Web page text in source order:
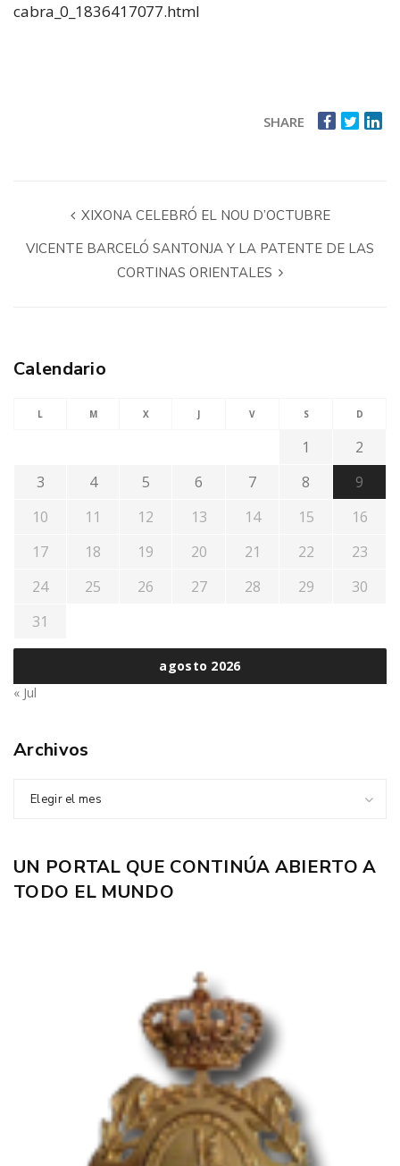
cabra_0_1836417077.html
SHARE
XIXONA CELEBRÓ EL NOU D’OCTUBRE
VICENTE BARCELÓ SANTONJA Y LA PATENTE DE LAS
CORTINAS ORIENTALES
Calendario
agosto 2026
L M X J V S D
1
2
3
4 5 6 7 8
9
10
11 12 13 14 15
16
17
18 19 20 21 22
23
24
25 26 27 28 29
30
31
« Jul
Archivos
Elegir el mes
UN PORTAL QUE CONTINÚA ABIERTO A
TODO EL MUNDO